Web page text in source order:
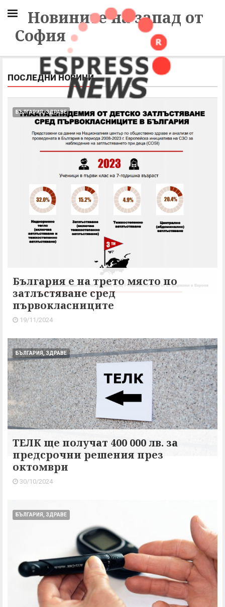
Новините на запад от
София
ПОСЛЕДНИ НОВИНИ
БЪЛГАРИЯ, ЗДРАВЕ
България е на трето място по
затлъстяване сред
първокласниците
19/11/2024
БЪЛГАРИЯ, ЗДРАВЕ
ТЕЛК ще получат 400 000 лв. за
предсрочни решения през
октомври
30/10/2024
БЪЛГАРИЯ, ЗДРАВЕ